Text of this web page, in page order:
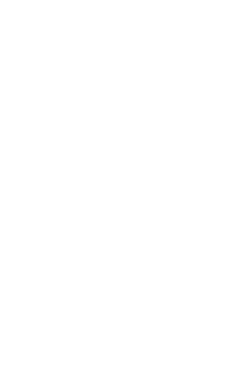
de la vigne, en
d’Auriol